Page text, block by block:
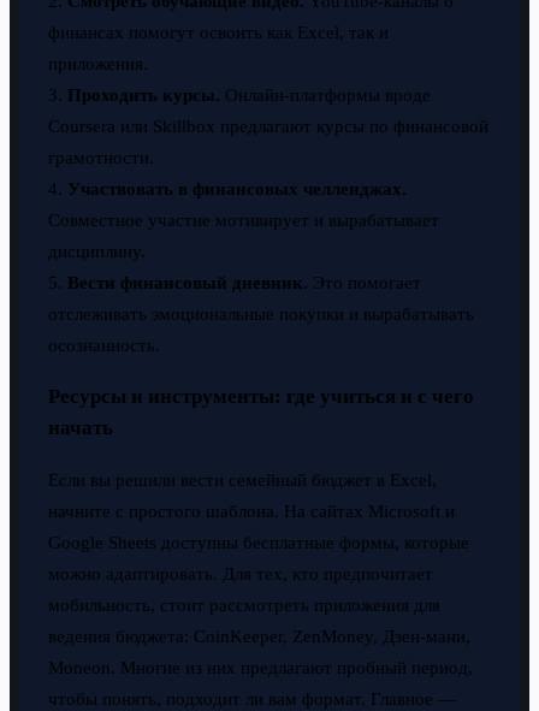
финансах помогут освоить как Excel, так и
приложения.
3. Проходить курсы. Онлайн-платформы вроде
Coursera или Skillbox предлагают курсы по финансовой
грамотности.
4. Участвовать в финансовых челленджах.
Совместное участие мотивирует и вырабатывает
дисциплину.
5. Вести финансовый дневник. Это помогает
отслеживать эмоциональные покупки и вырабатывать
осознанность.
Ресурсы и инструменты: где учиться и с чего
начать
Если вы решили вести семейный бюджет в Excel,
начните с простого шаблона. На сайтах Microsoft и
Google Sheets доступны бесплатные формы, которые
можно адаптировать. Для тех, кто предпочитает
мобильность, стоит рассмотреть приложения для
ведения бюджета: CoinKeeper, ZenMoney, Дзен-мани,
Moneon. Многие из них предлагают пробный период,
чтобы понять, подходит ли вам формат. Главное —